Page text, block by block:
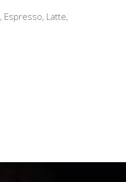
Espresso Latte